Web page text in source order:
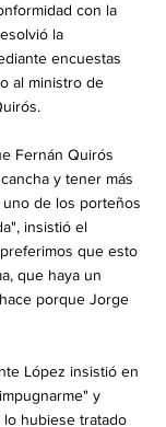
con la
la
encuestas
al ministro de
Fernán Quirós
y tener más
de los porteños
insistió el
que esto
que haya un
porque Jorge
López insistió en
y
hubiese tratado